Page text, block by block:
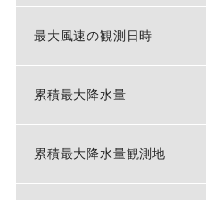
最大風速の観測日時
累積最大降水量
累積最大降水量観測地